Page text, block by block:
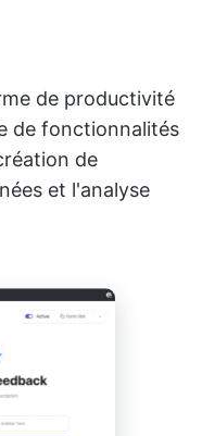
de productivité
de fonctionnalités
de
et l'analyse